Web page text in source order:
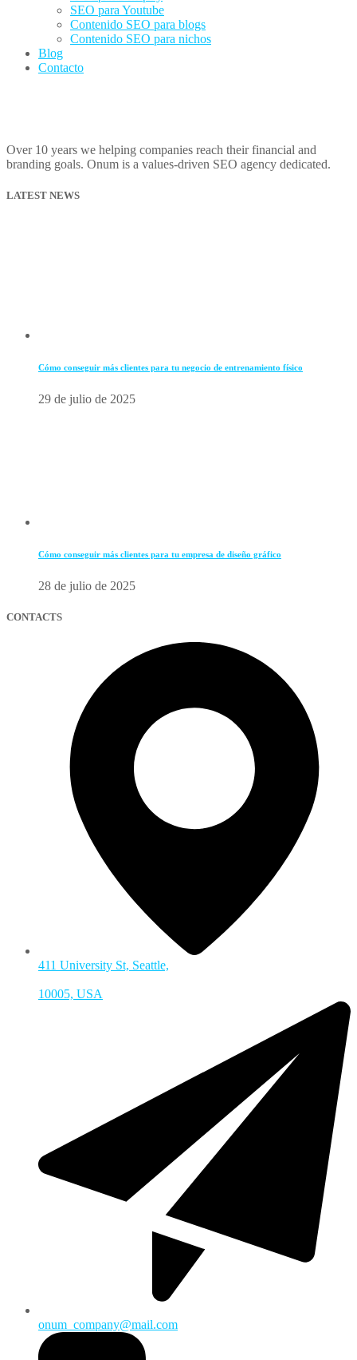
SEO para Youtube
Contenido SEO para blogs
Contenido SEO para nichos
Blog
Contacto
Over 10 years we helping companies reach their financial and
branding goals. Onum is a values-driven SEO agency dedicated.
LATEST NEWS
Cómo conseguir más clientes para tu negocio de entrenamiento físico
29 de julio de 2025
Cómo conseguir más clientes para tu empresa de diseño gráfico
28 de julio de 2025
CONTACTS
411 University St, Seattle,
10005, USA
onum_company@mail.com